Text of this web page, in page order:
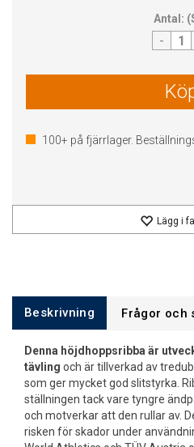
Antal: (
-
100+ på fjärrlager.
Lägg i
Beskrivning Frågor och
Denna höjdhoppsribba är
tävling och är tillverkad av
som ger mycket god slitstyrka.
ställningen tack vare tyngre
och motverkar att den rullar av.
risken för skador under